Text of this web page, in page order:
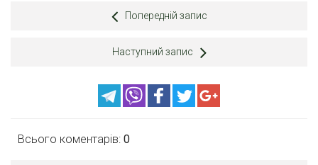
Попередній запис
Наступний запис
Всього коментарів: 0